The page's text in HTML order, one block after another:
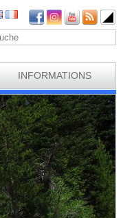
INFORMATIONS